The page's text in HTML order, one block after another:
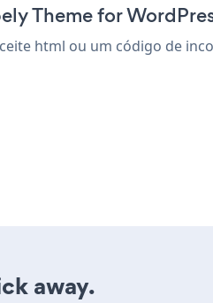
Theme for
html ou um código de
away.